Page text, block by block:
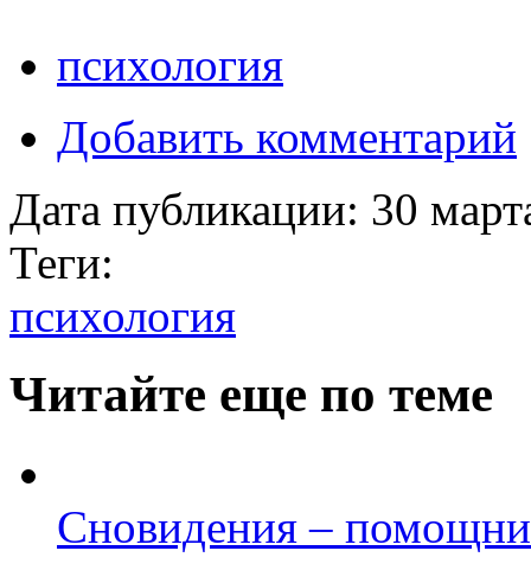
психология
Добавить комментарий
Дата публикации: 30
Теги:
психология
Читайте еще по теме
Сновидения –